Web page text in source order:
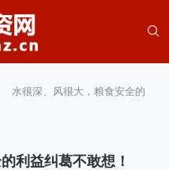
水很深、风很大，粮食安全的
利益纠葛不敢想！